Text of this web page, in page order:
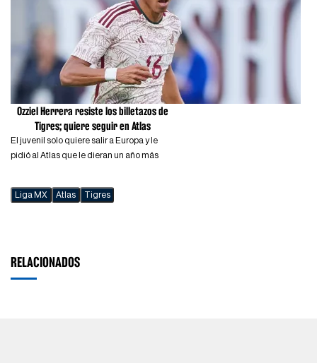
Ozziel Herrera resiste los billetazos de
Tigres; quiere seguir en Atlas
El juvenil solo quiere salir a Europa y le
pidió al Atlas que le dieran un año más
Liga MX Atlas Tigres
RELACIONADOS